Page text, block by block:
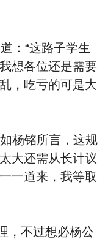
：“这路子学生
想各位还是需要
，吃亏的可是大
杨铭所言，这规
大还需从长计议
一道来，我等取
不过想必杨公